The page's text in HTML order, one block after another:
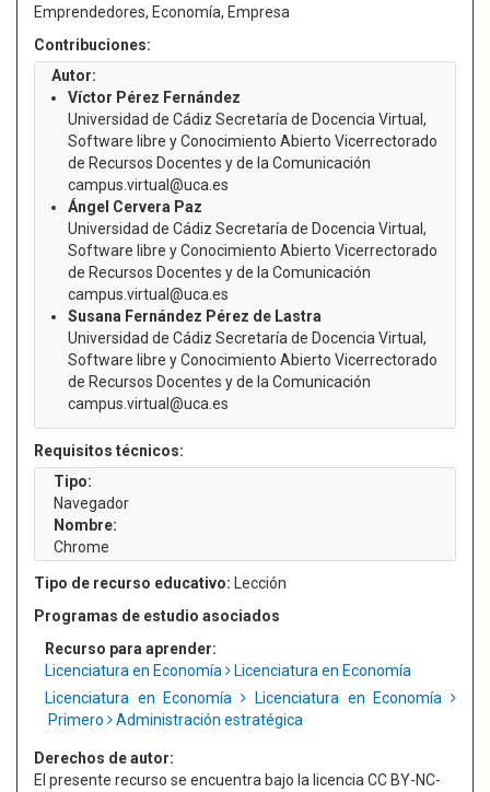
Emprendedores, Economía, Empresa
Contribuciones:
Autor:
Víctor Pérez Fernández
Universidad de Cádiz Secretaría de Docencia Virtual,
Software libre y Conocimiento Abierto Vicerrectorado
de Recursos Docentes y de la Comunicación
campus.virtual@uca.es
Ángel Cervera Paz
Universidad de Cádiz Secretaría de Docencia Virtual,
Software libre y Conocimiento Abierto Vicerrectorado
de Recursos Docentes y de la Comunicación
campus.virtual@uca.es
Susana Fernández Pérez de Lastra
Universidad de Cádiz Secretaría de Docencia Virtual,
Software libre y Conocimiento Abierto Vicerrectorado
de Recursos Docentes y de la Comunicación
campus.virtual@uca.es
Requisitos técnicos:
Tipo:
Navegador
Nombre:
Chrome
Tipo de recurso educativo: Lección
Programas de estudio asociados
Recurso para aprender:
Licenciatura en Economía
Licenciatura en Economía
Licenciatura en Economía
Licenciatura en Economía
Primero
Administración estratégica
Derechos de autor:
El presente recurso se encuentra bajo la licencia CC BY-NC-